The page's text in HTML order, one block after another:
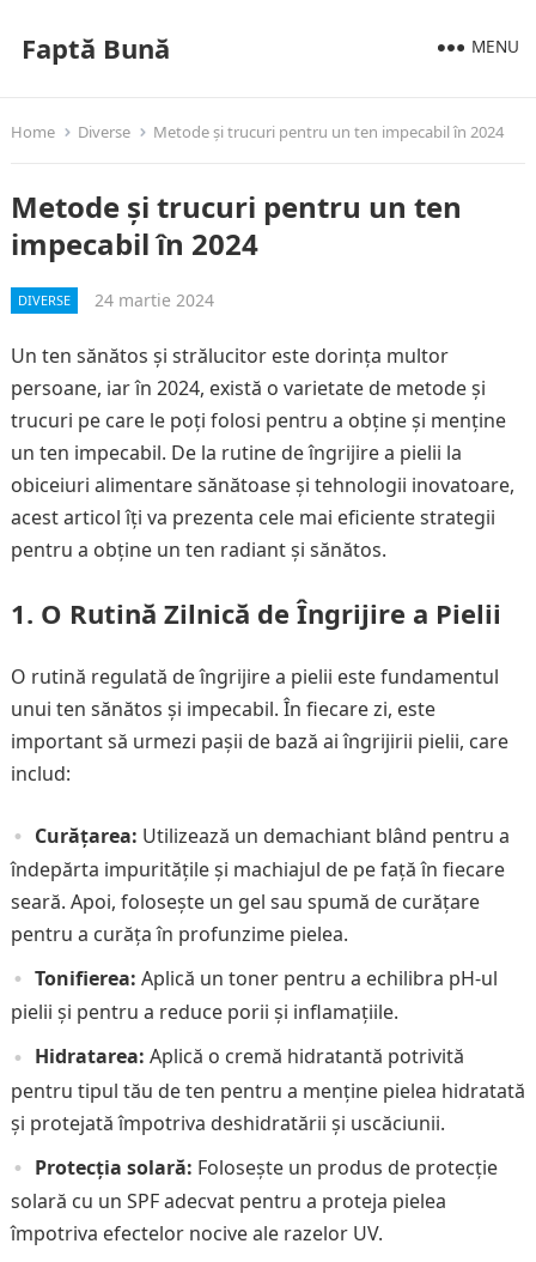
Faptă Bună MENU
Home Diverse Metode și trucuri pentru un ten impecabil în 2024
Metode și trucuri pentru un ten
impecabil în 2024
DIVERSE 24 martie 2024
Un ten sănătos și strălucitor este dorința multor
persoane, iar în 2024, există o varietate de metode și
trucuri pe care le poți folosi pentru a obține și menține
un ten impecabil. De la rutine de îngrijire a pielii la
obiceiuri alimentare sănătoase și tehnologii inovatoare,
acest articol îți va prezenta cele mai eficiente strategii
pentru a obține un ten radiant și sănătos.
1. O Rutină Zilnică de Îngrijire a Pielii
O rutină regulată de îngrijire a pielii este fundamentul
unui ten sănătos și impecabil. În fiecare zi, este
important să urmezi pașii de bază ai îngrijirii pielii, care
includ:
Curățarea: Utilizează un demachiant blând pentru a
îndepărta impuritățile și machiajul de pe față în fiecare
seară. Apoi, folosește un gel sau spumă de curățare
pentru a curăța în profunzime pielea.
Tonifierea: Aplică un toner pentru a echilibra pH-ul
pielii și pentru a reduce porii și inflamațiile.
Hidratarea: Aplică o cremă hidratantă potrivită
pentru tipul tău de ten pentru a menține pielea hidratată
și protejată împotriva deshidratării și uscăciunii.
Protecția solară: Folosește un produs de protecție
solară cu un SPF adecvat pentru a proteja pielea
împotriva efectelor nocive ale razelor UV.